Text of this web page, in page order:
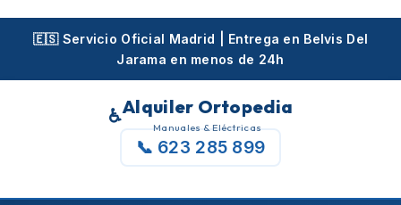
Skip
🇪🇸 Servicio Oficial Madrid | Entrega en Belvis Del
Jarama en menos de 24h
♿Alquiler Ortopedia
Manuales & Eléctricas
📞 623 285 899